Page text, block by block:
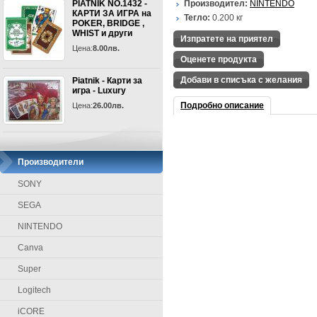
PIATNIK NO.1432 -
КАРТИ ЗА ИГРА на
POKER, BRIDGE ,
WHIST и други
Цена:8.00лв.
Piatnik - Карти за
игра - Luxury
Цена:26.00лв.
Производители
SONY
SEGA
NINTENDO
Canva
Super
Logitech
iCORE
Производител: NINTENDO
Тегло: 0.200 кг
Изпратете на приятел
Оценете продукта
Добави в списъка с желания
Подробно описание